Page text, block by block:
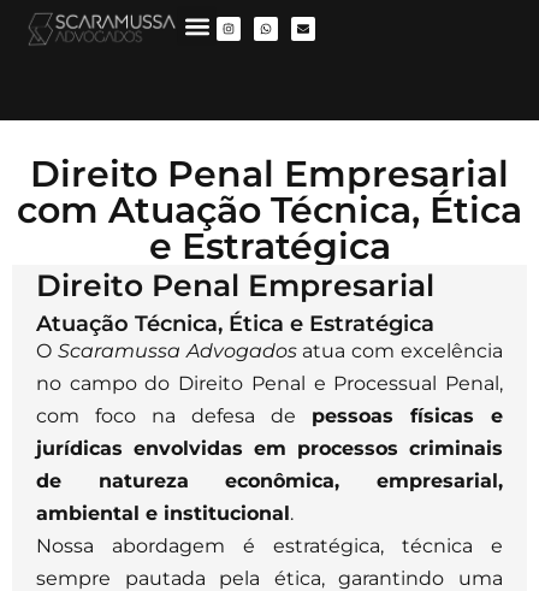
Direito Penal Empresarial
com Atuação Técnica, Ética
e Estratégica
Direito Penal Empresarial
Atuação Técnica, Ética e Estratégica
O Scaramussa Advogados atua com excelência
no campo do Direito Penal e Processual Penal,
com foco na defesa de pessoas físicas e
jurídicas envolvidas em processos criminais
de natureza econômica, empresarial,
ambiental e institucional.
Nossa abordagem é estratégica, técnica e
sempre pautada pela ética, garantindo uma